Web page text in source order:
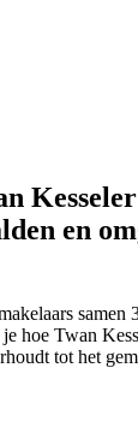
en
samen
hoe Twan
tot het